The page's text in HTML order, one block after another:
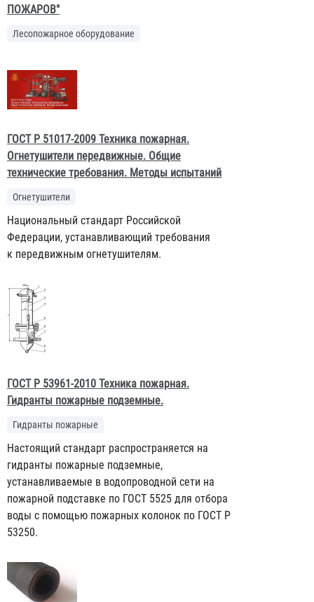
ПОЖАРОВ"
Лесопожарное оборудование
ГОСТ Р 51017-2009 Техника пожарная.
Огнетушители передвижные. Общие
технические требования. Методы испытаний
Огнетушители
Национальный стандарт Российской
Федерации, устанавливающий требования
к передвижным огнетушителям.
ГОСТ Р 53961-2010 Техника пожарная.
Гидранты пожарные подземные.
Гидранты пожарные
Настоящий стандарт распространяется на
гидранты пожарные подземные,
устанавливаемые в водопроводной сети на
пожарной подставке по ГОСТ 5525 для отбора
воды с помощью пожарных колонок по ГОСТ Р
53250.